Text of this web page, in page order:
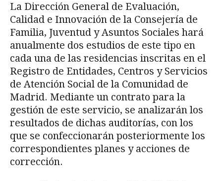
La Dirección General de Evaluación,
Calidad e Innovación de la Consejería de
Familia, Juventud y Asuntos Sociales hará
anualmente dos estudios de este tipo en
cada una de las residencias inscritas en el
Registro de Entidades, Centros y Servicios
de Atención Social de la Comunidad de
Madrid. Mediante un contrato para la
gestión de este servicio, se analizarán los
resultados de dichas auditorías, con los
que se confeccionarán posteriormente los
correspondientes planes y acciones de
corrección.